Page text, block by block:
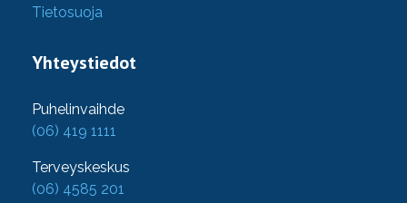
Tietosuoja
Yhteystiedot
Puhelinvaihde
(06) 419 1111
Terveyskeskus
(06) 4585 201